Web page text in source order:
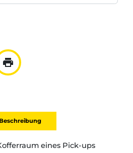
mail
à la liste
print
Imprimer
Beschreibung
eines Pick-ups